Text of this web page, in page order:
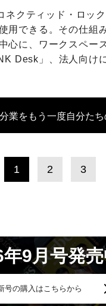
クティッド・ロッ
用できる。その仕組
心に、ワークスペー
Desk」、法人向け
業をもう一度自分たち
1 2 3
9月号発
号の購入はこちらから